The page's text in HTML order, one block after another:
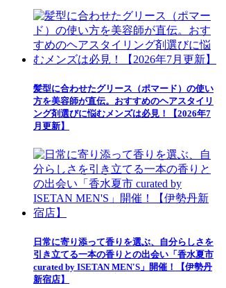
髪型に合わせたグリース（ポマード）の使い
方を美容師が直伝。おすすめのヘアスタイリ
ング剤選びに悩むメンズは必見！【2026年7
月更新】
日常に寄り添って香りを選ぶ、自分らしさを
引き立てる一本の香りとの出会い「香水夏市
curated by ISETAN MEN'S」開催！【伊勢丹
新宿店】